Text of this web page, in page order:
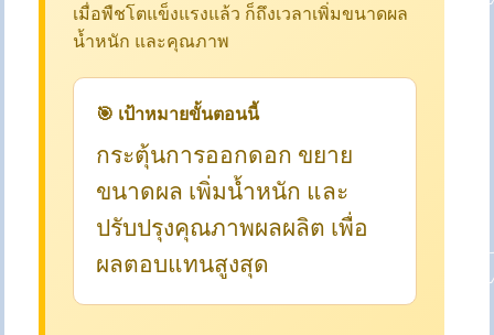
เมื่อพืชโตแข็งแรงแล้ว ก็ถึงเวลาเพิ่มขนาดผล
น้ำหนัก และคุณภาพ
🎯 เป้าหมายขั้นตอนนี้
กระตุ้นการออกดอก ขยาย
ขนาดผล เพิ่มน้ำหนัก และ
ปรับปรุงคุณภาพผลผลิต เพื่อ
ผลตอบแทนสูงสุด